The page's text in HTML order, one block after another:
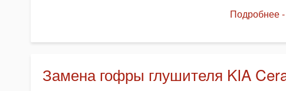
Подробнее -
Замена гофры глушителя KIA